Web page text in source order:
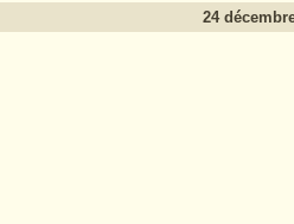
24